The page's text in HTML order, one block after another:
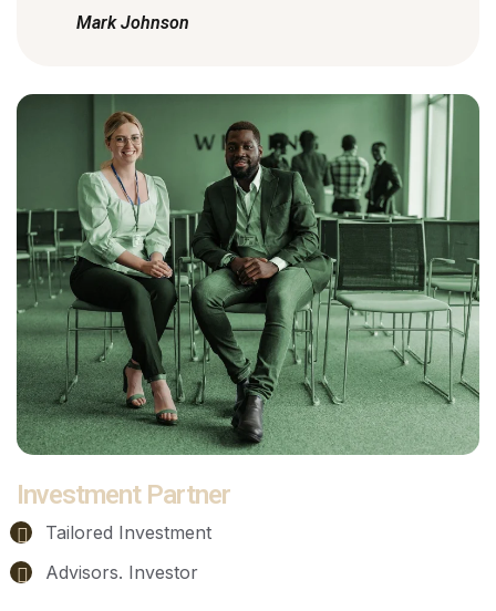
Mark Johnson
Investment Partner
Tailored Investment
Advisors. Investor